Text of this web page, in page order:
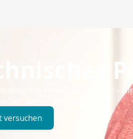
technischer Fehler aufgetreten –
Sie es später erneut.
versuchen